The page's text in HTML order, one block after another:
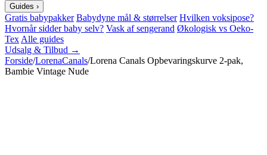
Guides ›
Gratis babypakker Babydyne mål & størrelser Hvilken voksipose?
Hvornår sidder baby selv? Vask af sengerand Økologisk vs Oeko-
Tex Alle guides
Udsalg & Tilbud →
Forside/LorenaCanals/Lorena Canals Opbevaringskurve 2-pak,
Bambie Vintage Nude